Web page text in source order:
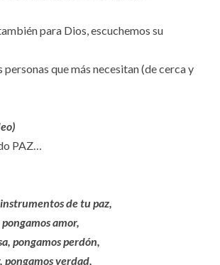
para Dios, escuchemos su
personas que más necesitan (de cerca y
PAZ…
de tu paz,
amor,
pongamos perdón,
pongamos verdad,